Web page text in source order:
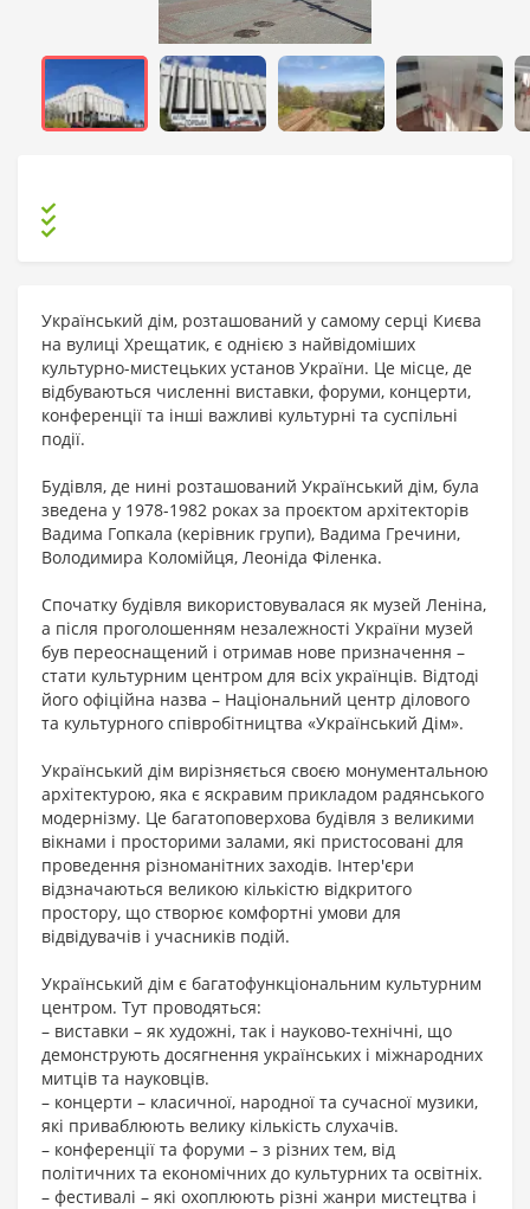
Український дім, розташований у самому серці Києва
на вулиці Хрещатик, є однією з найвідоміших
культурно-мистецьких установ України. Це місце, де
відбуваються численні виставки, форуми, концерти,
конференції та інші важливі культурні та суспільні
події.
Будівля, де нині розташований Український дім, була
зведена у 1978-1982 роках за проєктом архітекторів
Вадима Гопкала (керівник групи), Вадима Гречини,
Володимира Коломійця, Леоніда Філенка.
Спочатку будівля використовувалася як музей Леніна,
а після проголошенням незалежності України музей
був переоснащений і отримав нове призначення –
стати культурним центром для всіх українців. Відтоді
його офіційна назва – Національний центр ділового
та культурного співробітництва «Український Дім».
Український дім вирізняється своєю монументальною
архітектурою, яка є яскравим прикладом радянського
модернізму. Це багатоповерхова будівля з великими
вікнами і просторими залами, які пристосовані для
проведення різноманітних заходів. Інтер'єри
відзначаються великою кількістю відкритого
простору, що створює комфортні умови для
відвідувачів і учасників подій.
Український дім є багатофункціональним культурним
центром. Тут проводяться:
– виставки – як художні, так і науково-технічні, що
демонструють досягнення українських і міжнародних
митців та науковців.
– концерти – класичної, народної та сучасної музики,
які приваблюють велику кількість слухачів.
– конференції та форуми – з різних тем, від
політичних та економічних до культурних та освітніх.
– фестивалі – які охоплюють різні жанри мистецтва і